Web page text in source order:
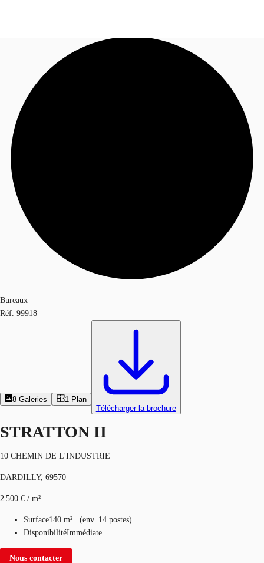
Blog
Données marchés
Appelez maintenant
Bureaux
Réf. 99918
8 Galeries 1 Plan
Télécharger la brochure
STRATTON II
10 CHEMIN DE L'INDUSTRIE
DARDILLY, 69570
2 500 € / m²
Surface140 m² (env. 14 postes)
DisponibilitéImmédiate
Nous contacter